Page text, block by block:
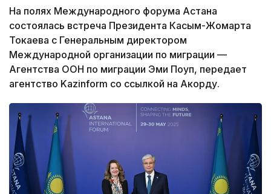
На полях Международного форума Астана
состоялась встреча Президента Касым-Жомарта
Токаева с Генеральным директором
Международной организации по миграции —
Агентства ООН по миграции Эми Поуп, передает
агентство Kazinform со ссылкой на Акорду.